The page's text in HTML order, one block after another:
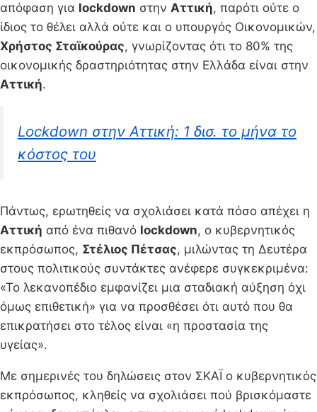
απόφαση για lockdown στην Αττική, παρότι ούτε ο
ίδιος το θέλει αλλά ούτε και ο υπουργός Οικονομικών,
Χρήστος Σταϊκούρας, γνωρίζοντας ότι το 80% της
οικονομικής δραστηριότητας στην Ελλάδα είναι στην
Αττική.
Lockdown στην Αττική: 1 δισ. το μήνα το
κόστος του
Πάντως, ερωτηθείς να σχολιάσει κατά πόσο απέχει η
Αττική από ένα πιθανό lockdown, ο κυβερνητικός
εκπρόσωπος, Στέλιος Πέτσας, μιλώντας τη Δευτέρα
στους πολιτικούς συντάκτες ανέφερε συγκεκριμένα:
«Το λεκανοπέδιο εμφανίζει μια σταδιακή αύξηση όχι
όμως επιθετική» για να προσθέσει ότι αυτό που θα
επικρατήσει στο τέλος είναι «η προστασία της
υγείας».
Με σημερινές του δηλώσεις στον ΣΚΑΪ ο κυβερνητικός
εκπρόσωπος, κληθείς να σχολιάσει πού βρισκόμαστε